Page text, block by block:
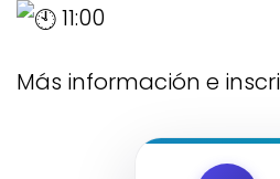
11:00
Más información e